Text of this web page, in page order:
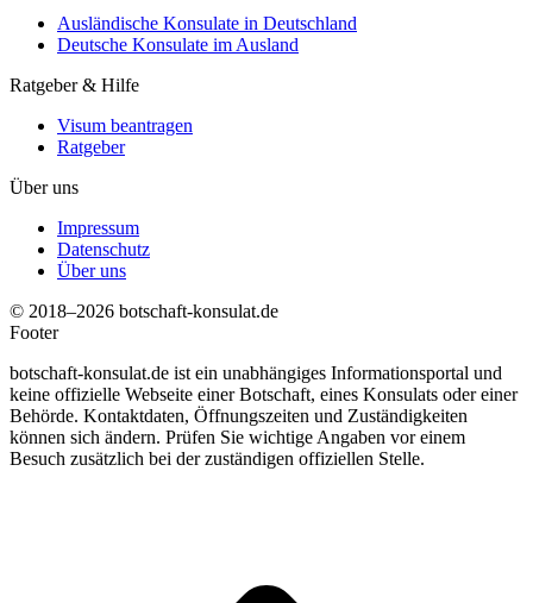
Ausländische Konsulate in Deutschland
Deutsche Konsulate im Ausland
Ratgeber & Hilfe
Visum beantragen
Ratgeber
Über uns
Impressum
Datenschutz
Über uns
© 2018–2026 botschaft-konsulat.de
Footer
botschaft-konsulat.de ist ein unabhängiges Informationsportal und
keine offizielle Webseite einer Botschaft, eines Konsulats oder einer
Behörde. Kontaktdaten, Öffnungszeiten und Zuständigkeiten
können sich ändern. Prüfen Sie wichtige Angaben vor einem
Besuch zusätzlich bei der zuständigen offiziellen Stelle.